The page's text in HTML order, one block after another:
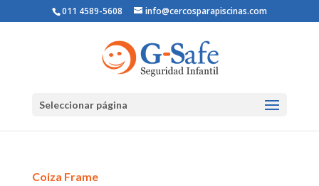
011 4589-5608 info@cercosparapiscinas.com
Seleccionar página
Coiza Frame